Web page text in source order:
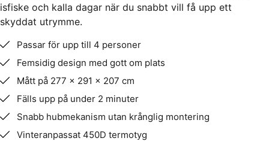
isfiske och kalla dagar när du snabbt vill få upp ett
skyddat utrymme.
Passar för upp till 4 personer
Femsidig design med gott om plats
Mått på 277 × 291 × 207 cm
Fälls upp på under 2 minuter
Snabb hubmekanism utan krånglig montering
Vinteranpassat 450D termotyg